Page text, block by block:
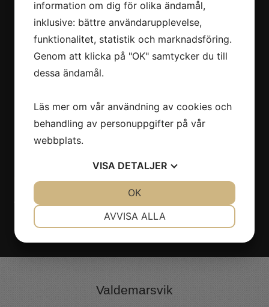
Vill du boka Bad Brooks till ert evenemang? Kontakta oss på
Klicka här!
Valdemarsvik
information om dig för olika ändamål,
inklusive: bättre användarupplevelse,
funktionalitet, statistik och marknadsföring.
Genom att klicka på "OK" samtycker du till
dessa ändamål.
Läs mer om vår användning av cookies och
behandling av personuppgifter på vår
webbplats.
VISA DETALJER
AVVISA ALLA
OK